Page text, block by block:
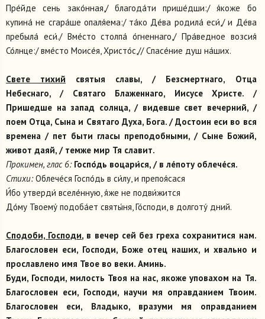
Пре́йде сень зако́нная,/ благода́ти прише́дши:/ я́коже бо
купина́ не сгара́ше опаля́ема:/ та́ко Де́ва родила́ еси́,/ и Де́ва
пребыла́ еси́./ Вме́сто столпа́ о́гненнаго,/ Пра́ведное возсия́
Со́лнце:/ вме́сто Моисе́я, Христо́с,// Спасе́ние душ на́ших.
Свете тихий святыя славы, / Безсмертнаго, Отца
Небеснаго, / Святаго Блаженнаго, Иисусе Христе. /
Пришедше на запад солнца, / видевше свет вечерний, /
поем Отца, Сына и Святаго Духа, Бога. / Достоин еси во вся
времена / пет быти гласы преподобными, / Сыне Божий,
живот даяй, / темже мир Тя славит.
Прокимен, глас 6: Госпо́дь воцари́ся, / в ле́поту облече́ся.
Стихи:Облече́ся Госпо́дь в си́лу, и препоя́сася
И́бо утверди́ вселе́нную, я́же не подви́жится
До́му Твоему́ подоба́ет святы́ня, Го́споди, в долготу́ дний.
Сподоби, Господи, в вечер сей без греха сохранитися нам.
Благословен еси, Господи, Боже отец наших, и хвально и
прославлено имя Твое во веки. Аминь.
Буди, Господи, милость Твоя на нас, якоже уповахом на Тя.
Благословен еси, Господи, научи мя оправданием Твоим.
Благословен еси, Владыко, вразуми мя оправданием